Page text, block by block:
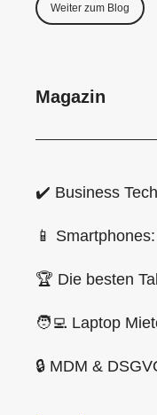
Weiter zum Blog
Magazin
✔️ Business
📱
🏆 Die besten
🧑‍💻 Laptop
🔒 MDM &